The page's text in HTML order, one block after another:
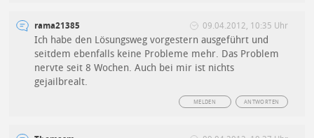
rama21385 09.04.2012, 10:35 Uhr
Ich habe den Lösungsweg vorgestern ausgeführt und
seitdem ebenfalls keine Probleme mehr. Das Problem
nervte seit 8 Wochen. Auch bei mir ist nichts
gejailbrealt.
ANTWORTEN
MELDEN